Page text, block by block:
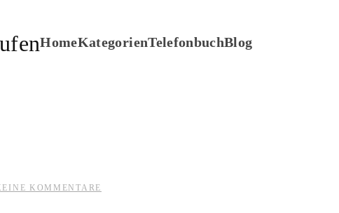
HomeKategorienTelefonbuchBlog
KOMMENTARE